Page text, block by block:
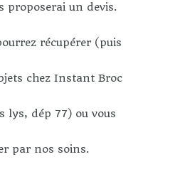
proposerai un devis.
récupérer (puis
chez Instant Broc
lys, dép 77) ou vous
par nos soins.